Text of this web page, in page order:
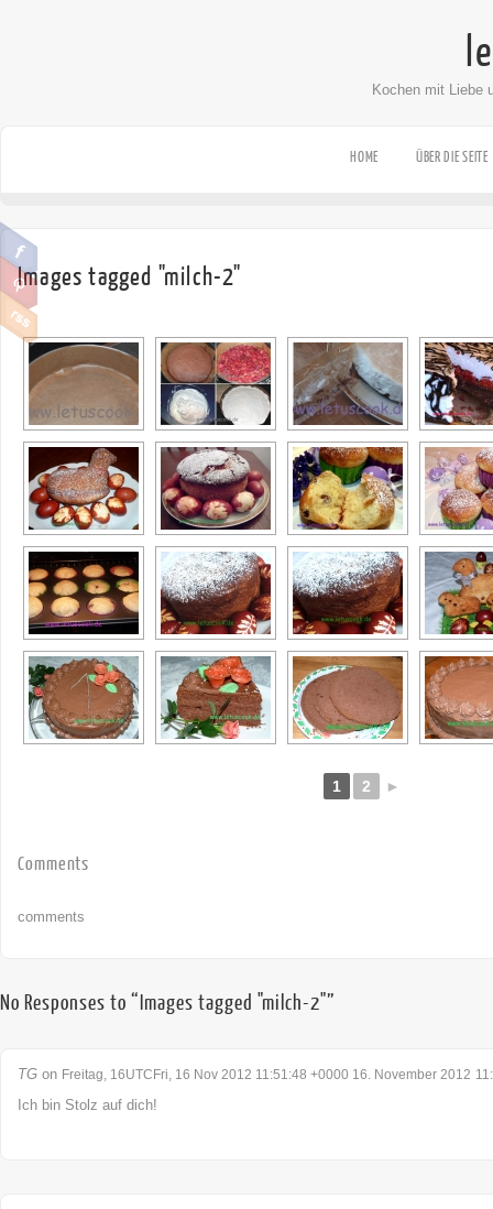
Kochen mit Liebe
HOME ÜBER DIE SEITE
Images tagged "milch-2"
1 2 ►
Comments
comments
No Responses to “Images tagged "milch-2"”
TG on Freitag, 16UTCFri, 16 Nov 2012 11:51:48 +0000 16. November 2012
Ich bin Stolz auf dich!